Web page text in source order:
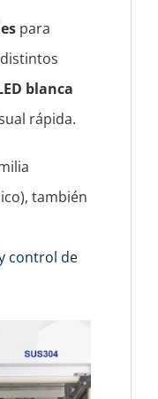
para
blanca
rápida.
también
control de